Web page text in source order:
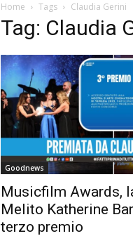
Home Tags Claudia Gerini
Tag: Claudia
Goodnews
Musicfilm Awards,
Melito Katherine
terzo premio